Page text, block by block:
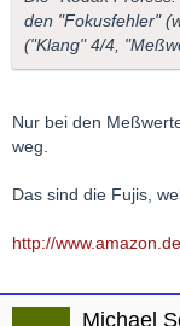
den "Fokusfehler"
("Klang" 4/4,
Nur bei den
weg.
Das sind die Fujis,
http://
Michael